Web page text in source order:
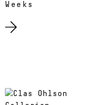
Weeks